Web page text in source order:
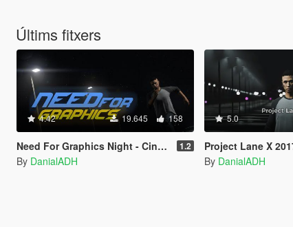
Últims fitxers
4.42 19.645 158
Need For Graphics Night - Cinematic NFS Looks 1.2
By DanialADH
5.0
Project Lane X
By DanialADH